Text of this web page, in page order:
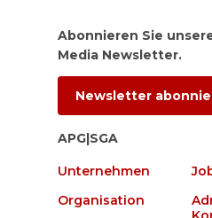
Abonnieren Sie
Media Newsletter.
Newsletter
APG|SGA
Unternehmen
Organisation